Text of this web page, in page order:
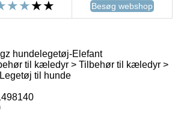
Besøg webshop
hundelegetøj-Elefant
til kæledyr > Tilbehør til kæledyr >
til hunde